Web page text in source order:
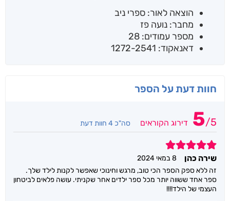
הוצאה לאור: ספרי ניב
מחבר: נועה פז
מספר עמודים: 28
דאנאקוד: 1272-2541
חוות דעת על הספר
5/5 דירוג הקוראים סה"כ 4 חוות דעת
5
שירה כהן
8 במאי 2024
זה ללא ספק הספר הכי טוב, מרגש וחינוכי שאפשר לקנות לילד שלך.
ספר אחד ששווה יותר מכל ספר ילדים אחר שקניתי. עושה פלאים לביטחון
העצמי של הילד!!!!